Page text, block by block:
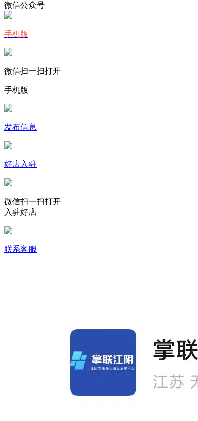
微信公众号
手机版
微信扫一扫打开
手机版
发布信息
好店入驻
微信扫一扫打开
入驻好店
联系客服